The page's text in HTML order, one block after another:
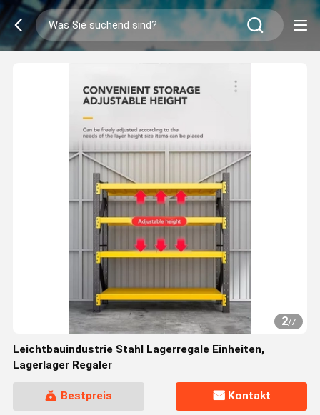
2/7
Leichtbauindustrie Stahl Lagerregale Einheiten,
Lagerlager Regaler
Bestpreis Kontakt